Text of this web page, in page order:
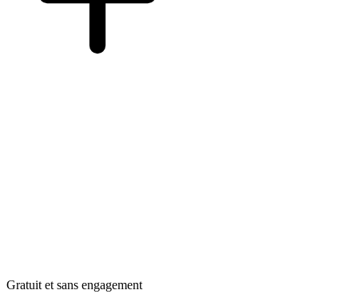
Gratuit et sans engagement